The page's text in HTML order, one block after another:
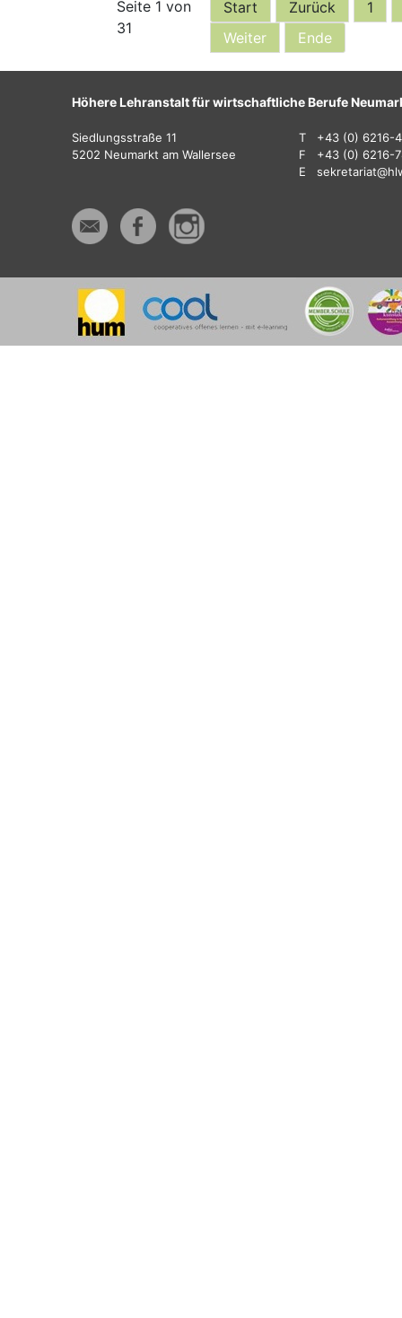
Seite 1 von
31
Start Zurück
1
Weiter
Ende
Höhere Lehranstalt für wirtschaftliche Berufe
Siedlungsstraße 11
5202 Neumarkt am Wallersee
T
+43 (0) 6216-
F
+43 (0) 6216-
E